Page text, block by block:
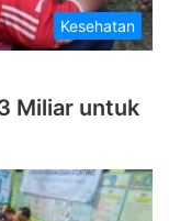
Kesehatan
Miliar untuk